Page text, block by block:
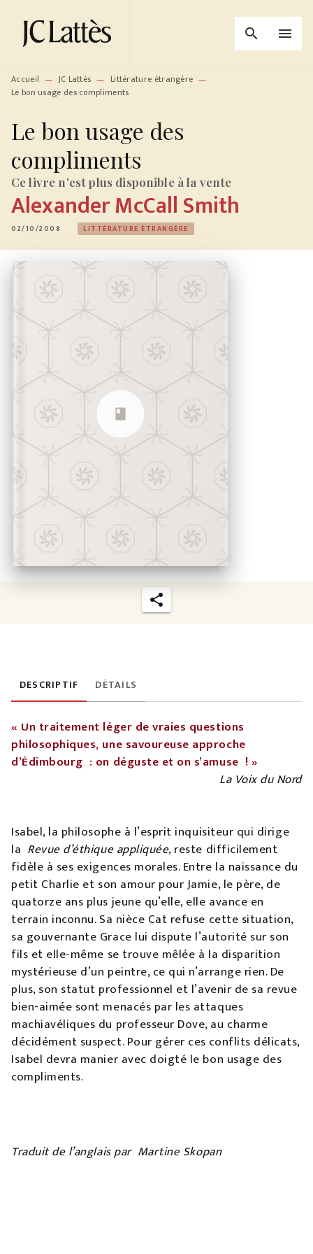
MENU RECHERCHE
PIED DE PAGE
search menu
Accueil — JC Lattès — Littérature étrangère —
Le bon usage des compliments
Le bon usage des
compliments
Ce livre n'est plus disponible à la vente
Alexander McCall Smith
02/10/2008 LITTÉRATURE ÉTRANGÈRE
DESCRIPTIF DÉTAILS
« Un traitement léger de vraies questions
philosophiques, une savoureuse approche
d’Édimbourg : on déguste et on s’amuse ! »
La Voix du Nord
Isabel, la philosophe à l’esprit inquisiteur qui dirige
la Revue d’éthique appliquée, reste difficilement
fidèle à ses exigences morales. Entre la naissance du
petit Charlie et son amour pour Jamie, le père, de
quatorze ans plus jeune qu’elle, elle avance en
terrain inconnu. Sa nièce Cat refuse cette situation,
sa gouvernante Grace lui dispute l’autorité sur son
fils et elle-même se trouve mêlée à la disparition
mystérieuse d’un peintre, ce qui n’arrange rien. De
plus, son statut professionnel et l’avenir de sa revue
bien-aimée sont menacés par les attaques
machiavéliques du professeur Dove, au charme
décidément suspect. Pour gérer ces conflits délicats,
Isabel devra manier avec doigté le bon usage des
compliments.
Traduit de l’anglais par Martine Skopan